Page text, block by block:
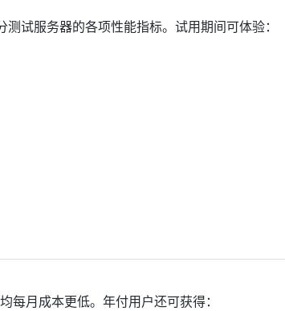
试服务器的各项性能指标。试用期间可体验：
每月成本更低。年付用户还可获得：